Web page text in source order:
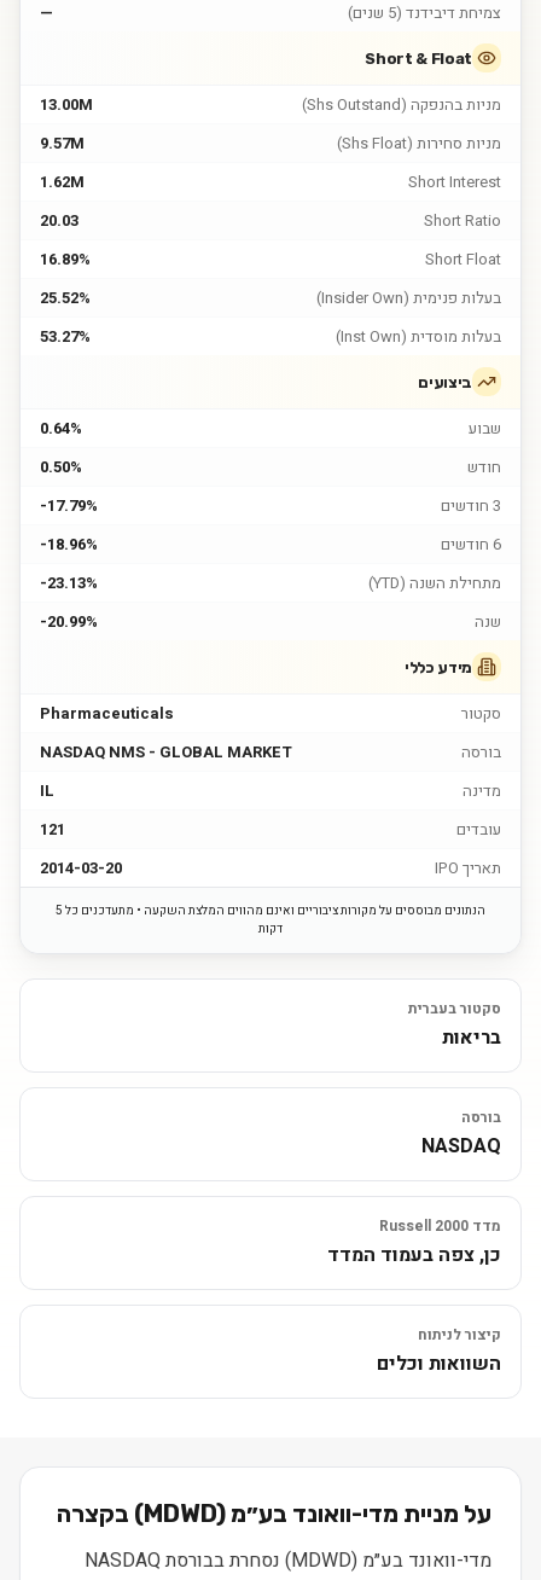
צמיחת דיבידנד (5 שנים)
—
Short & Float
מניות בהנפקה (Shs Outstand)
13.00M
מניות סחירות (Shs Float)
9.57M
Short Interest
1.62M
Short Ratio
20.03
Short Float
16.89%
בעלות פנימית (Insider Own)
25.52%
בעלות מוסדית (Inst Own)
53.27%
ביצועים
שבוע
0.64%
חודש
0.50%
3 חודשים
-17.79%
6 חודשים
-18.96%
מתחילת השנה (YTD)
-23.13%
שנה
-20.99%
מידע כללי
סקטור
Pharmaceuticals
בורסה
NASDAQ NMS - GLOBAL MARKET
מדינה
IL
עובדים
121
תאריך IPO
2014-03-20
הנתונים מבוססים על מקורות ציבוריים ואינם מהווים המלצת השקעה • מתעדכנים כל 5
דקות
סקטור בעברית
בריאות
בורסה
NASDAQ
מדד Russell 2000
כן, צפה בעמוד המדד
קיצור לניתוח
השוואות וכלים
על מניית מדי-וואונד בע״מ(
MDWD) בקצרה
מדי-וואונד בע״מ (MDWD) נסחרת בבורסת NASDAQ